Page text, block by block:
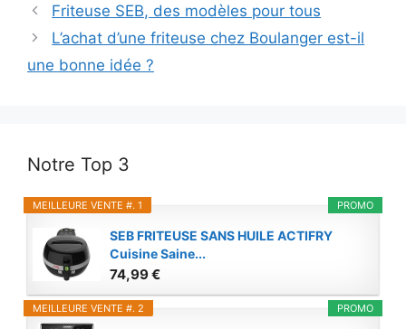
Friteuse SEB, des modèles pour tous
L’achat d’une friteuse chez Boulanger est-il
une bonne idée ?
Notre Top 3
PROMO
MEILLEURE VENTE #. 1
SEB FRITEUSE SANS HUILE ACTIFRY
Cuisine Saine...
74,99 €
PROMO
MEILLEURE VENTE #. 2